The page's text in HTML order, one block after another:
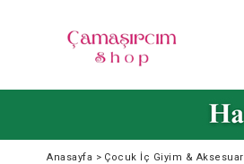
Anasayfa > Çocuk İç Giyim & Aksesuar